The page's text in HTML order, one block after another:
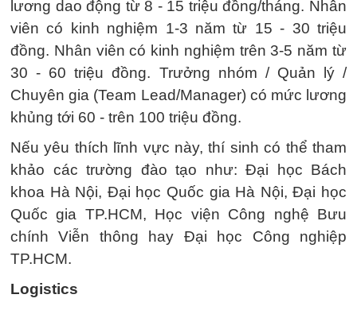
lương dao động từ 8 - 15 triệu đồng/tháng. Nhân
viên có kinh nghiệm 1-3 năm từ 15 - 30 triệu
đồng. Nhân viên có kinh nghiệm trên 3-5 năm từ
30 - 60 triệu đồng. Trưởng nhóm / Quản lý /
Chuyên gia (Team Lead/Manager) có mức lương
khủng tới 60 - trên 100 triệu đồng.
Nếu yêu thích lĩnh vực này, thí sinh có thể tham
khảo các trường đào tạo như: Đại học Bách
khoa Hà Nội, Đại học Quốc gia Hà Nội, Đại học
Quốc gia TP.HCM, Học viện Công nghệ Bưu
chính Viễn thông hay Đại học Công nghiệp
TP.HCM.
Logistics